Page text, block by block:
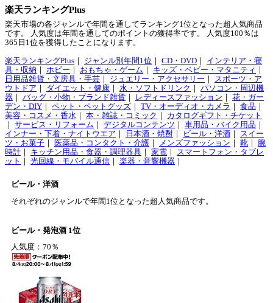
楽天ランキングPlus
楽天市場の各ジャンルで年間を通してランキング1位となった超人気商品
です。 人気度は年間を通してのポイントの獲得率です。 人気度100％は
365日1位を獲得したことになります。
楽天ランキングPlus ジャンル別年間1位 CD・DVD
インテリア・寝
具・収納
ホビー おもちゃ・ゲーム キッズ・ベビー・マタニティ
日用品雑貨・文房具・手芸
ジュエリー・アクセサリー
スポーツ・ア
ウトドア
ダイエット・健康 水・ソフトドリンク
パソコン・周辺機
器
バッグ・小物・ブランド雑貨 レディースファッション
花・ガー
デン・DIY
ペット・ペットグッズ TV・オーディオ・カメラ 食品
美容・コスメ・香水
本・雑誌・コミック
カタログギフト・チケット
サービス・リフォーム デジタルコンテンツ 車用品・バイク用品
インナー・下着・ナイトウエア
日本酒・焼酎 ビール・洋酒
スイー
ツ・お菓子
医薬品・コンタクト・介護 メンズファッション 靴
腕
時計
キッチン用品・食器・調理器具 家電
スマートフォン・タブレ
ット
光回線・モバイル通信 楽器・音響機器
ビール・洋酒
それぞれのジャンルで年間1位となった超人気商品です。
ビール・発泡酒 1位
人気度：70％